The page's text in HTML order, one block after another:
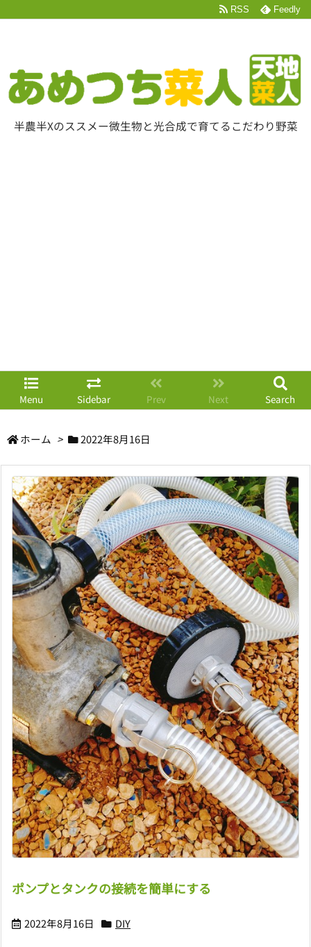
半農半Xのススメー微生物と光合成で育てるこだわり野菜
Menu Sidebar Prev Next Search
RSS Feedly
ホーム > 2022年8月16日
ポンプとタンクの接続を簡単にする
2022年8月16日 DIY